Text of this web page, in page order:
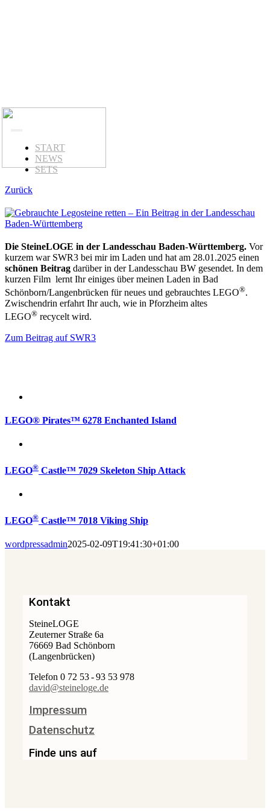
Toggle
Navigation
START
NEWS
SETS
Zurück
Die SteineLOGE in der Landesschau Baden-Württemberg. Vor
kurzem war SWR3 bei mir im Laden und hat am 28.01.2025 einen
schönen Beitrag darüber in der Landesschau BW gesendet. In dem
kurzen Film lernt Ihr einiges über meinen Laden in Bad
Schönborn/Langenbrücken für neues und gebrauchtes LEGO®.
Zwischendrin erfahrt Ihr auch, wie in Pforzheim altes
LEGO® recycelt wird.
Zum Beitrag auf SWR3
LEGO® Pirates™ 6278 Enchanted Island
LEGO® Castle™ 7029 Skeleton Ship Attack
LEGO® Castle™ 7018 Viking Ship
wordpressadmin2025-02-09T19:41:30+01:00
Kontakt
SteineLOGE
Zeuterner Straße 6a
76669 Bad Schönborn
(Langenbrücken)
Telefon 0 72 53 - 93 53 978
david@steineloge.de
Impressum
Datenschutz
Finde uns auf